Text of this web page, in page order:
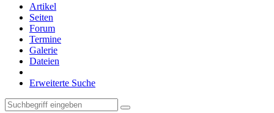
Artikel
Seiten
Forum
Termine
Galerie
Dateien
Erweiterte Suche